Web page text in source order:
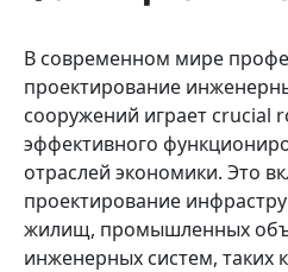
В современном мире
проектирование
сооружений играет crucial
эффективного
отраслей экономики. Это
проектирование
жилищ, промышленных
инженерных систем, таких